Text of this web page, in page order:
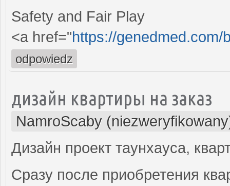
Safety and Fair Play
<a href="https://genedmed.com/
odpowiedz
дизайн квартиры на заказ
NamroScaby
Дизайн проект таунхауса,
Сразу после приобретения